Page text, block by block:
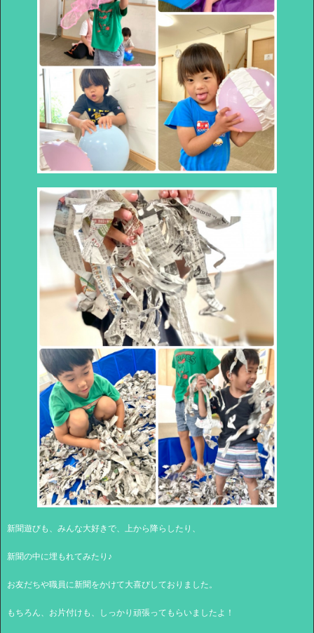
新聞遊びも、みんな大好きで、上から降らしたり、
新聞の中に埋もれてみたり♪
お友だちや職員に新聞をかけて大喜びしておりました。
もちろん、お片付けも、しっかり頑張ってもらいましたよ！